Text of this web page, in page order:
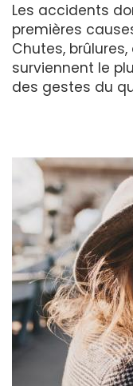
Les accidents
premières
Chutes,
surviennent le
des gestes du